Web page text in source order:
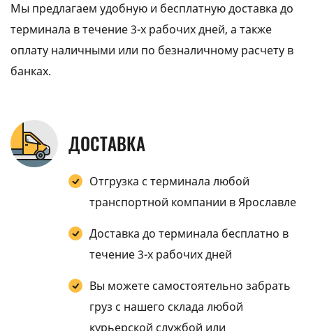
Мы предлагаем удобную и бесплатную доставка до
терминала в течение 3-х рабочих дней, а также
оплату наличными или по безналичному расчету в
банках.
ДОСТАВКА
Отгрузка с терминала любой
транспортной компании в Ярославле
Доставка до терминала бесплатно в
течение 3-х рабочих дней
Вы можете самостоятельно забрать
груз с нашего склада любой
курьерской службой или